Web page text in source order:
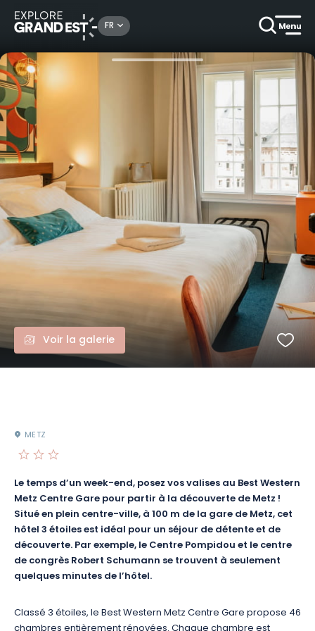
FR
Hôtels Nuitée au Best Western à la découverte de Metz
Voir la galerie
METZ
Le temps d’un week-end, posez vos valises au Best Western
Metz Centre Gare pour partir à la découverte de Metz !
Situé en plein centre-ville, à 100 m de la gare de Metz, cet
hôtel 3 étoiles est idéal pour un séjour de détente et de
découverte. Par exemple, le Centre Pompidou et le centre
de congrès Robert Schumann se trouvent à seulement
quelques minutes de l’hôtel.
Classé 3 étoiles, le Best Western Metz Centre Gare propose 46